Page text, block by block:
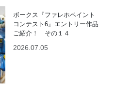
ボークス『ファレホペイント
コンテスト6』エントリー作品
ご紹介！ その１４
2026.07.05